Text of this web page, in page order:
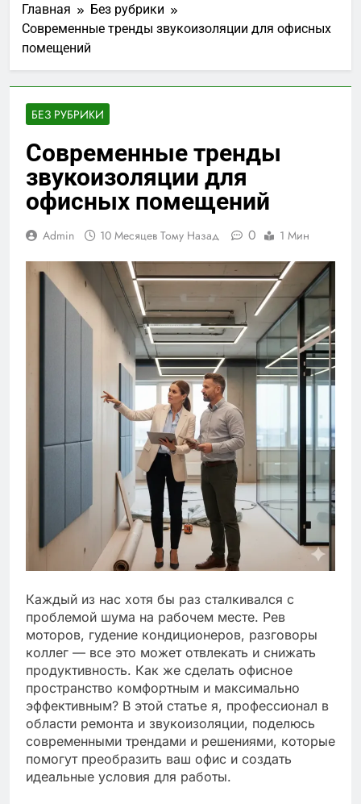
Главная
Без рубрики
Современные тренды звукоизоляции для офисных
помещений
БЕЗ РУБРИКИ
Современные тренды
звукоизоляции для
офисных помещений
Admin 10 Месяцев Тому Назад 0 1 Мин
Каждый из нас хотя бы раз сталкивался с
проблемой шума на рабочем месте. Рев
моторов, гудение кондиционеров, разговоры
коллег — все это может отвлекать и снижать
продуктивность. Как же сделать офисное
пространство комфортным и максимально
эффективным? В этой статье я, профессионал в
области ремонта и звукоизоляции, поделюсь
современными трендами и решениями, которые
помогут преобразить ваш офис и создать
идеальные условия для работы.